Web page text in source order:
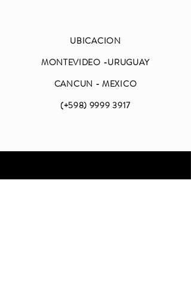
UBICACION
MONTEVIDEO -URUGUAY
CANCUN - MEXICO
(+598) 9999 3917